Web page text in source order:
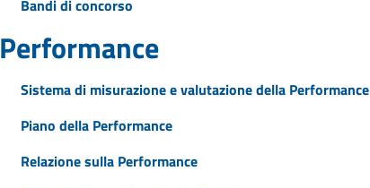
Bandi di concorso
Performance
Sistema di misurazione e valutazione della Performance
Piano della Performance
Relazione sulla Performance